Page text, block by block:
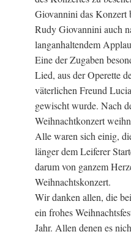
Giovannini das Konzert
Rudy Giovannini auch
langanhaltendem
Eine der Zugaben
Lied, aus der Operette
väterlichen Freund
gewischt wurde. Nach
Weihnachtkonzert
Alle waren sich einig,
länger dem Leiferer
darum von ganzem
Weihnachtskonzert.
Wir danken allen, die
ein frohes
Jahr. Allen denen es